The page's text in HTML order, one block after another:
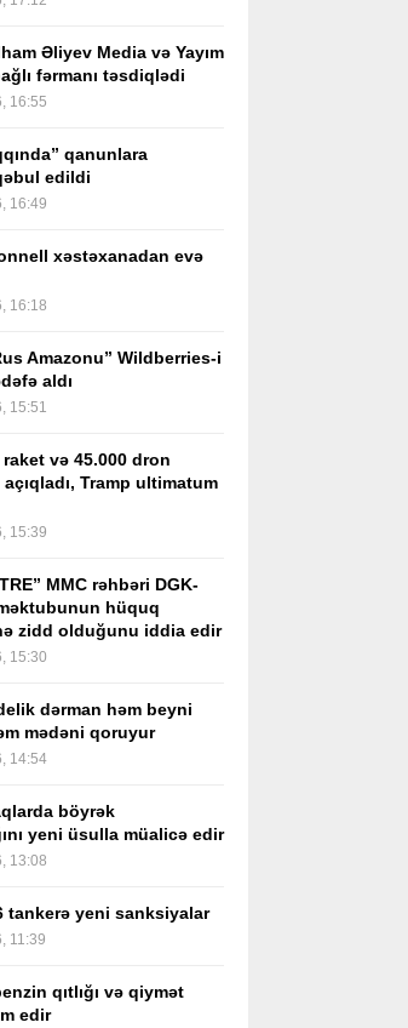
Əliyev Media və Yayım
fərmanı təsdiqlədi
16:55
qanunlara
edildi
16:49
xəstəxanadan evə
16:18
Amazonu” Wildberries-i
aldı
15:51
raket və 45.000 dron
açıqladı, Tramp ultimatum
15:39
MMC rəhbəri DGK-
hüquq
zidd olduğunu iddia edir
15:30
dərman həm beyni
mədəni qoruyur
14:54
böyrək
yeni üsulla müalicə edir
13:08
tankerə yeni sanksiyalar
11:39
qıtlığı və qiymət
edir